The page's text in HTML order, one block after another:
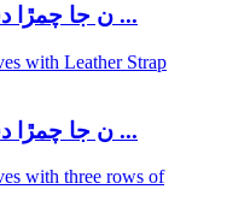
عورتون ر leatherن جا چمڙا دستانا ...
عورتون ر leatherن جا چمڙا دستانا ...